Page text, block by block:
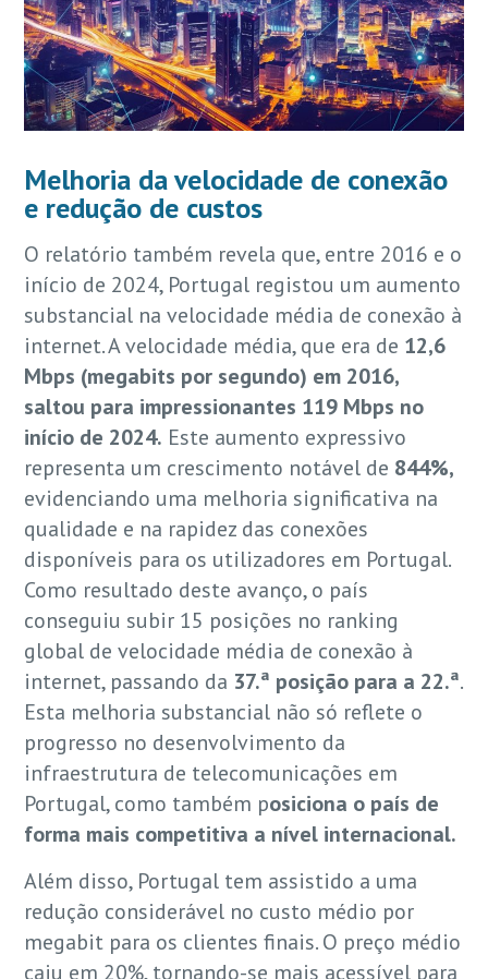
Melhoria da velocidade de conexão
e redução de custos
O relatório também revela que, entre 2016 e o
início de 2024, Portugal registou um aumento
substancial na velocidade média de conexão à
internet. A velocidade média, que era de 12,6
Mbps (megabits por segundo) em 2016,
saltou para impressionantes 119 Mbps no
início de 2024. Este aumento expressivo
representa um crescimento notável de 844%,
evidenciando uma melhoria significativa na
qualidade e na rapidez das conexões
disponíveis para os utilizadores em Portugal.
Como resultado deste avanço, o país
conseguiu subir 15 posições no ranking
global de velocidade média de conexão à
internet, passando da 37.ª posição para a 22.ª.
Esta melhoria substancial não só reflete o
progresso no desenvolvimento da
infraestrutura de telecomunicações em
Portugal, como também posiciona o país de
forma mais competitiva a nível internacional.
Além disso, Portugal tem assistido a uma
redução considerável no custo médio por
megabit para os clientes finais. O preço médio
caiu em 20%, tornando-se mais acessível para